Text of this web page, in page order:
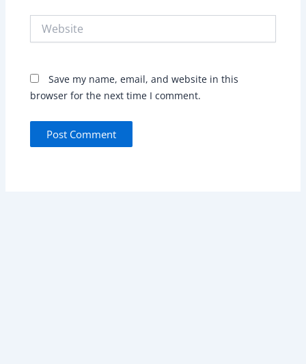
Save my name, email, and website in this
browser for the next time I comment.